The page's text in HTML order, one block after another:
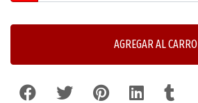
AGREGAR AL CARRO